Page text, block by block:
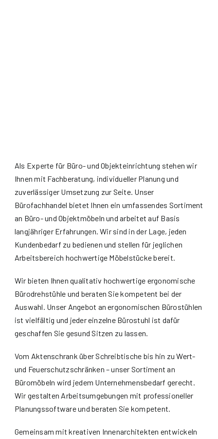
Als Experte für Büro- und Objekteinrichtung stehen wir
Ihnen mit Fachberatung, individueller Planung und
zuverlässiger Umsetzung zur Seite. Unser
Bürofachhandel bietet Ihnen ein umfassendes Sortiment
an Büro- und Objektmöbeln und arbeitet auf Basis
langjähriger Erfahrungen. Wir sind in der Lage, jeden
Kundenbedarf zu bedienen und stellen für jeglichen
Arbeitsbereich hochwertige Möbelstücke bereit.
Wir bieten Ihnen qualitativ hochwertige ergonomische
Bürodrehstühle und beraten Sie kompetent bei der
Auswahl. Unser Angebot an ergonomischen Bürostühlen
ist vielfältig und jeder einzelne Bürostuhl ist dafür
geschaffen Sie gesund Sitzen zu lassen.
Vom Aktenschrank über Schreibtische bis hin zu Wert-
und Feuerschutzschränken – unser Sortiment an
Büromöbeln wird jedem Unternehmensbedarf gerecht.
Wir gestalten Arbeitsumgebungen mit professioneller
Planungssoftware und beraten Sie kompetent.
Gemeinsam mit kreativen Innenarchitekten entwickeln